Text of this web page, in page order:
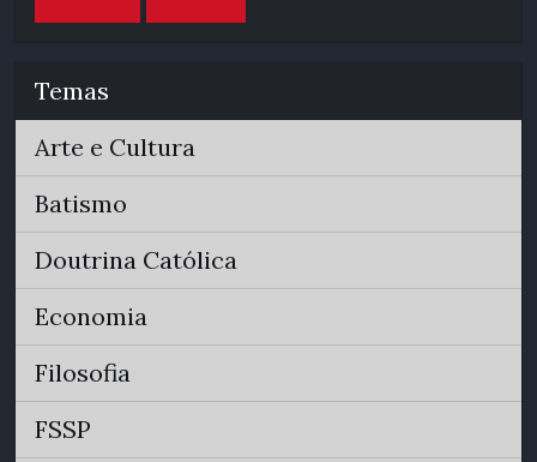
Temas
Arte e Cultura
Batismo
Doutrina Católica
Economia
Filosofia
FSSP